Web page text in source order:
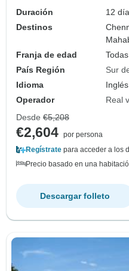
Duración
12
Destinos
Franja de edad
País Región
Sur
Idioma
Operador
Real
Desde €5,208
€2,604 por persona
Regístrate para acceder a los
Precio basado en una
Descargar folleto